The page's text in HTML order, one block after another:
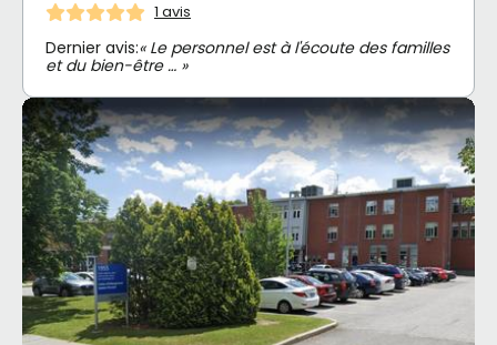
1 avis
Dernier avis:« Le personnel est à l'écoute des familles
et du bien-être … »